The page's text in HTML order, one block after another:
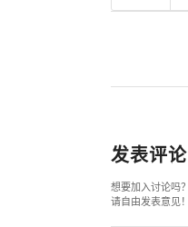
发表评论
想要加入讨论吗？
请自由发表意见！